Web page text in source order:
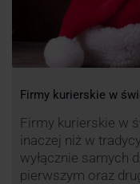
Firmy kurierskie w
Firmy kurierskie w
inaczej niż w
wyłącznie samych
pierwszym oraz